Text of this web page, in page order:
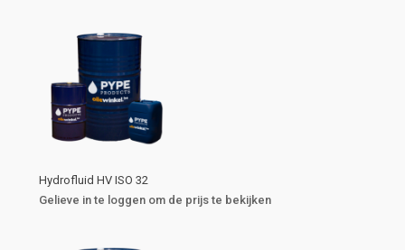
Hydrofluid HV ISO 32
Gelieve in te loggen om de prijs te bekijken